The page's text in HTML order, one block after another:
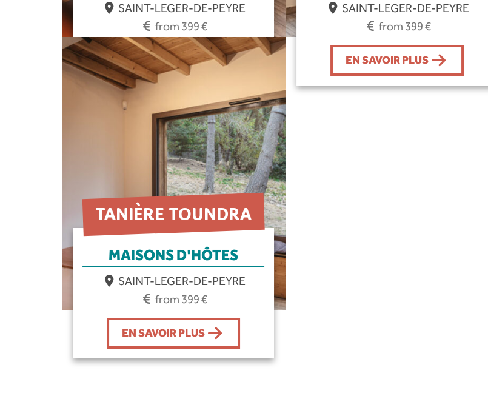
SAINT-LEGER-DE-PEYRE
from 399 €
EN SAVOIR PLUS
SAINT-LEGER-DE-PEYRE
from 399 €
EN SAVOIR PLUS
TANIÈRE TOUNDRA
MAISONS D'HÔTES
SAINT-LEGER-DE-PEYRE
from 399 €
EN SAVOIR PLUS